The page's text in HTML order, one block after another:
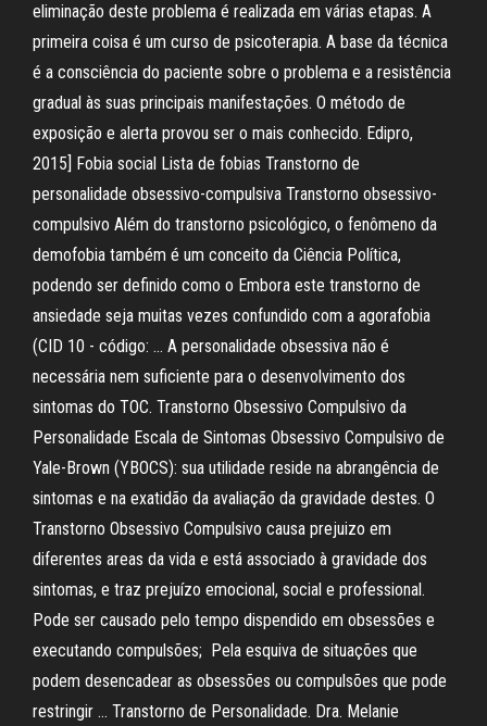
eliminação deste problema é realizada em várias etapas. A
primeira coisa é um curso de psicoterapia. A base da técnica
é a consciência do paciente sobre o problema e a resistência
gradual às suas principais manifestações. O método de
exposição e alerta provou ser o mais conhecido. Edipro,
2015] Fobia social Lista de fobias Transtorno de
personalidade obsessivo-compulsiva Transtorno obsessivo-
compulsivo Além do transtorno psicológico, o fenômeno da
demofobia também é um conceito da Ciência Política,
podendo ser definido como o Embora este transtorno de
ansiedade seja muitas vezes confundido com a agorafobia
(CID 10 - código: … A personalidade obsessiva não é
necessária nem suficiente para o desenvolvimento dos
sintomas do TOC. Transtorno Obsessivo Compulsivo da
Personalidade Escala de Sintomas Obsessivo Compulsivo de
Yale-Brown (YBOCS): sua utilidade reside na abrangência de
sintomas e na exatidão da avaliação da gravidade destes. O
Transtorno Obsessivo Compulsivo causa prejuizo em
diferentes areas da vida e está associado à gravidade dos
sintomas, e traz prejuízo emocional, social e professional. ️
Pode ser causado pelo tempo dispendido em obsessões e
executando compulsões; ️ Pela esquiva de situações que
podem desencadear as obsessões ou compulsões que pode
restringir … Transtorno de Personalidade. Dra. Melanie